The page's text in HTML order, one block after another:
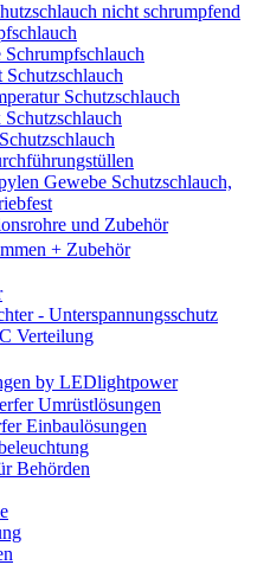
nicht schrumpfend
Schrumpfschlauch
Schutzschlauch
Schutzschlauch
Gewebe Schutzschlauch,
und Zubehör
+ Zubehör
- Unterspannungsschutz
Verteilung
by LEDlightpower
Umrüstlösungen
Einbaulösungen
Behörden